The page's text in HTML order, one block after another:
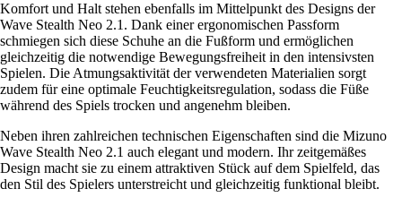
Komfort und Halt stehen ebenfalls im Mittelpunkt des Designs der
Wave Stealth Neo 2.1. Dank einer ergonomischen Passform
schmiegen sich diese Schuhe an die Fußform und ermöglichen
gleichzeitig die notwendige Bewegungsfreiheit in den intensivsten
Spielen. Die Atmungsaktivität der verwendeten Materialien sorgt
zudem für eine optimale Feuchtigkeitsregulation, sodass die Füße
während des Spiels trocken und angenehm bleiben.
Neben ihren zahlreichen technischen Eigenschaften sind die Mizuno
Wave Stealth Neo 2.1 auch elegant und modern. Ihr zeitgemäßes
Design macht sie zu einem attraktiven Stück auf dem Spielfeld, das
den Stil des Spielers unterstreicht und gleichzeitig funktional bleibt.